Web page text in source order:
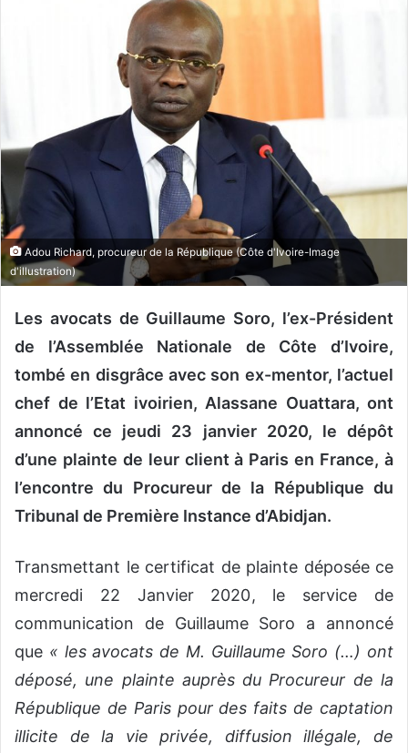
y
e
r
u
n
c
o
u
r
r
i
e
Adou Richard, procureur de la République (Côte d'Ivoire-Image
d'illustration)
Les avocats de Guillaume Soro, l’ex-Président
de l’Assemblée Nationale de Côte d’Ivoire,
tombé en disgrâce avec son ex-mentor, l’actuel
chef de l’Etat ivoirien, Alassane Ouattara, ont
annoncé ce jeudi 23 janvier 2020, le dépôt
d’une plainte de leur client à Paris en France, à
l’encontre du Procureur de la République du
Tribunal de Première Instance d’Abidjan.
Transmettant le certificat de plainte déposée ce
mercredi 22 Janvier 2020, le service de
communication de Guillaume Soro a annoncé
que « les avocats de M. Guillaume Soro (…) ont
déposé, une plainte auprès du Procureur de la
République de Paris pour des faits de captation
illicite de la vie privée, diffusion illégale, de